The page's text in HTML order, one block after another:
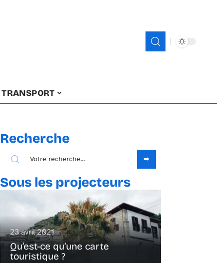
TRANSPORT
Recherche
Sous les projecteurs
23 avril 2021
Qu’est-ce qu’une carte
touristique ?